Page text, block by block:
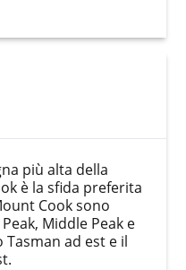
più alta della
è la sfida preferita
Cook sono
Middle Peak e
Tasman ad est e il